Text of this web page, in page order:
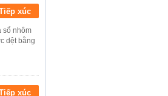
xúc
sổ nhôm
dệt bằng
xúc